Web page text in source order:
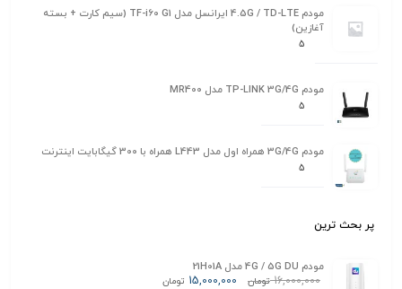
مودم 4.5G / TD-LTE ایرانسل مدل TF-i60 G1 (سیم کارت + بسته
آغازین)
5
مودم TP-LINK 3G/4G مدل MR400
5
مودم 3G/4G همراه اول مدل L443 همراه با 300 گیگابایت اینترنت
5
پر بحث ترین
مودم 4G / 5G DU مدل 21H01A
16,000,000 تومان 15,000,000 تومان